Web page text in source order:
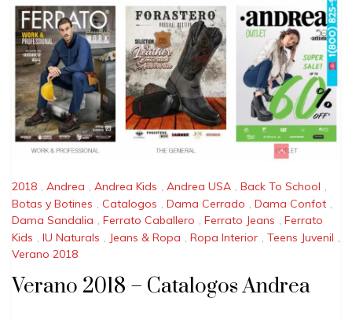
2018 , Andrea , Andrea Kids , Andrea USA , Back To School ,
Botas y Botines , Catalogos , Dama Cerrado , Dama Confot ,
Dama Sandalia , Ferrato Caballero , Ferrato Jeans , Ferrato
Kids , IU Naturals , Jeans & Ropa , Ropa Interior , Teens Juvenil ,
Verano 2018
Verano 2018 – Catalogos Andrea